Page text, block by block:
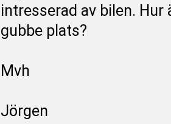
intresserad av bilen.
gubbe plats?
Mvh
Jörgen